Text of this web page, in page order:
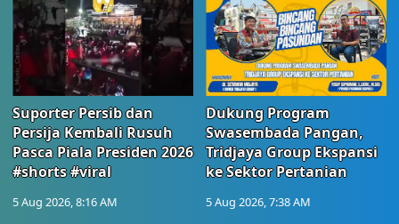
Suporter Persib dan
Persija Kembali Rusuh
Pasca Piala Presiden 2026
#shorts #viral
5 Aug 2026, 8:16 AM
Dukung Program
Swasembada Pangan,
Tridjaya Group Ekspansi
ke Sektor Pertanian
5 Aug 2026, 7:38 AM